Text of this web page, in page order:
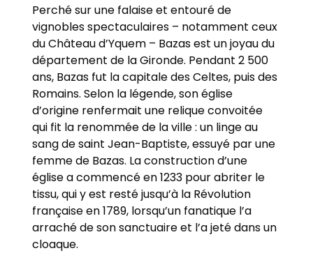
Perché sur une falaise et entouré de
vignobles spectaculaires – notamment ceux
du Château d’Yquem – Bazas est un joyau du
département de la Gironde. Pendant 2 500
ans, Bazas fut la capitale des Celtes, puis des
Romains. Selon la légende, son église
d’origine renfermait une relique convoitée
qui fit la renommée de la ville : un linge au
sang de saint Jean-Baptiste, essuyé par une
femme de Bazas. La construction d’une
église a commencé en 1233 pour abriter le
tissu, qui y est resté jusqu’à la Révolution
française en 1789, lorsqu’un fanatique l’a
arraché de son sanctuaire et l’a jeté dans un
cloaque.